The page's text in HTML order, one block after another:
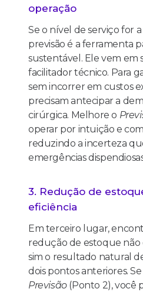
operação
Se o nível de serviço for
previsão é a ferramenta
sustentável. Ele vem
facilitador técnico. Para
sem incorrer em custos
precisam antecipar a
cirúrgica. Melhore o
operar por intuição e
reduzindo a incerteza
emergências
3. Redução de
eficiência
Em terceiro lugar,
redução de estoque não
sim o resultado natural
dois pontos anteriores.
Previsão(Ponto 2), você